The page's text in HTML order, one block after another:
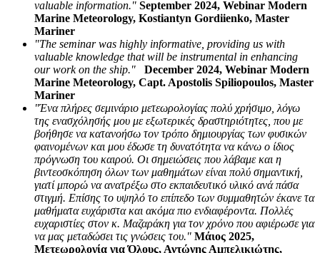
valuable information." September 2024, Webinar Modern
Marine Meteorology, Kostiantyn Gordiienko, Master
Mariner
"The seminar was highly informative, providing us with
valuable knowledge that will be instrumental in enhancing
our work on the ship."
December 2024, Webinar Modern
Marine Meteorology, Capt. Apostolis Spiliopoulos, Master
Mariner
"Ένα πλήρες σεμινάριο μετεωρολογίας πολύ χρήσιμο, λόγω
της ενασχόλησής μου με εξωτερικές δραστηριότητες, που με
βοήθησε να κατανοήσω τον τρόπο δημιουργίας των φυσικών
φαινομένων και μου έδωσε τη δυνατότητα να κάνω ο ίδιος
πρόγνωση του καιρού. Οι σημειώσεις που λάβαμε και η
βιντεοσκόπηση όλων των μαθημάτων είναι πολύ σημαντική,
γιατί μπορώ να ανατρέξω στο εκπαιδευτικό υλικό ανά πάσα
στιγμή. Επίσης το υψηλό το επίπεδο των συμμαθητών έκανε τα
μαθήματα ευχάριστα και ακόμα πιο ενδιαφέροντα. Πολλές
ευχαριστίες στον κ. Μαζαράκη για τον χρόνο που αφιέρωσε για
να μας μεταδώσει τις γνώσεις του." Μάιος 2025,
Μετεωρολογία για Όλους, Αντώνης Αμπελικιώτης,